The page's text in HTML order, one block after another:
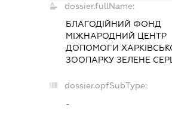
dossier.fullName:
БЛАГОДІЙНИЙ ФОНД
МІЖНАРОДНИЙ ЦЕНТР
ДОПОМОГИ
ЗООПАРКУ ЗЕЛЕНЕ
dossier.opfSubType:
-